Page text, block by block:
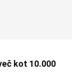
kot 10.000